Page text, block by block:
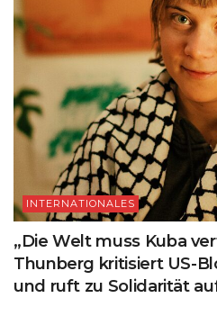
INTERNATIONALES
„Die Welt muss Kuba
Thunberg kritisiert US-
und ruft zu Solidarität